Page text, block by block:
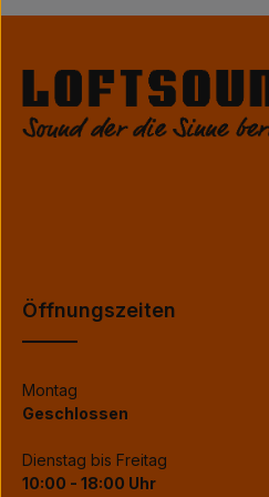
Öffnungszeiten
Montag
Geschlossen
Dienstag bis Freitag
10:00 - 18:00 Uhr